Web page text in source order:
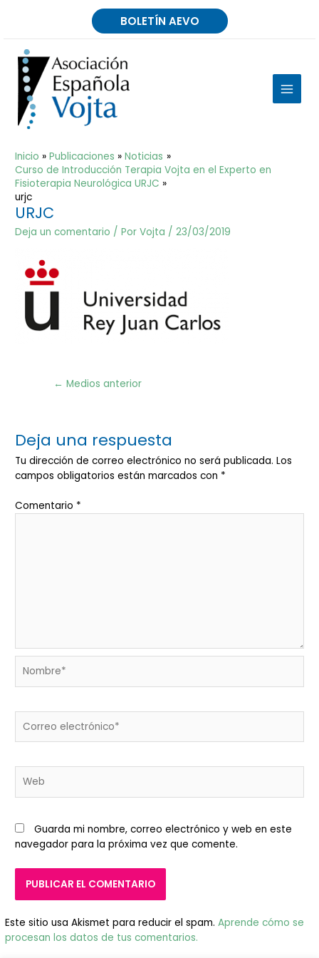
BOLETÍN AEVO
MAIN
Inicio Publicaciones
Noticias
Curso de Introducción Terapia Vojta en el Experto en
Fisioterapia Neurológica URJC
urjc
URJC
Deja un comentario / PorVojta /23/03/2019
Navegación
← Medios anterior
Deja una respuesta
Tu dirección de correo electrónico no será publicada. Los
campos obligatorios están marcados con *
Comentario *
electrónico*
Guarda mi nombre, correo electrónico y web en este
navegador para la próxima vez que comente.
Este sitio usa Akismet para reducir el spam.Aprende cómo se
procesan los datos de tus comentarios.